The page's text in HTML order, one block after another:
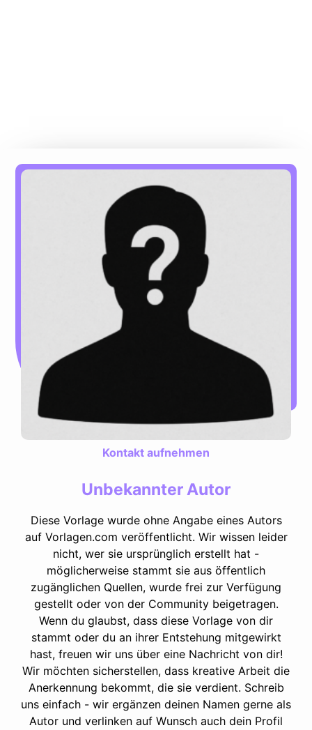
Kontakt aufnehmen
Unbekannter Autor
Diese Vorlage wurde ohne Angabe eines Autors
auf Vorlagen.com veröffentlicht. Wir wissen leider
nicht, wer sie ursprünglich erstellt hat -
möglicherweise stammt sie aus öffentlich
zugänglichen Quellen, wurde frei zur Verfügung
gestellt oder von der Community beigetragen.
Wenn du glaubst, dass diese Vorlage von dir
stammt oder du an ihrer Entstehung mitgewirkt
hast, freuen wir uns über eine Nachricht von dir!
Wir möchten sicherstellen, dass kreative Arbeit die
Anerkennung bekommt, die sie verdient. Schreib
uns einfach - wir ergänzen deinen Namen gerne als
Autor und verlinken auf Wunsch auch dein Profil